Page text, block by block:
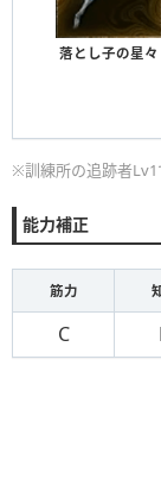
落とし子の星々
※訓練所の追跡者Lv1
能力補正
筋力
C